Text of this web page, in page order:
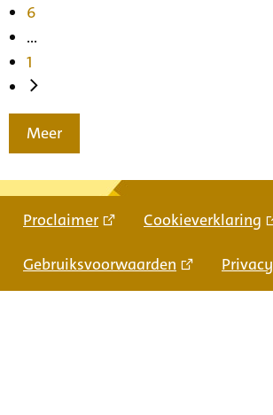
6
...
1
Meer
Proclaimer Cookieverklaring
Gebruiksvoorwaarden Privacy